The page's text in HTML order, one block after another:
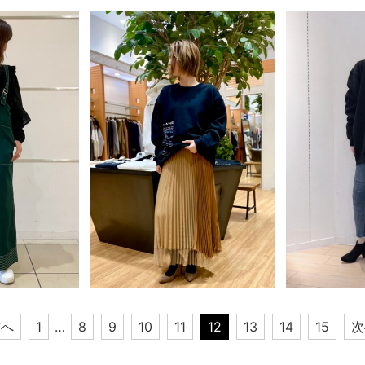
1 … 8 9 10 11 12 13 14 15